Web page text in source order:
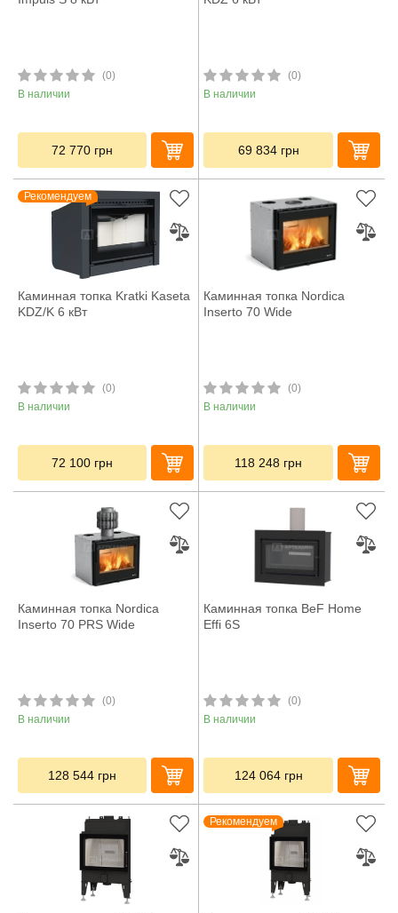
(0)
В наличии
72 770 грн
(0)
В наличии
69 834 грн
Рекомендуем
Каминная топка Kratki Kaseta
KDZ/K 6 кВт
(0)
В наличии
72 100 грн
Каминная топка Nordica
Inserto 70 Wide
(0)
В наличии
118 248 грн
Каминная топка Nordica
Inserto 70 PRS Wide
(0)
В наличии
128 544 грн
Каминная топка BeF Home
Effi 6S
(0)
В наличии
124 064 грн
Рекомендуем